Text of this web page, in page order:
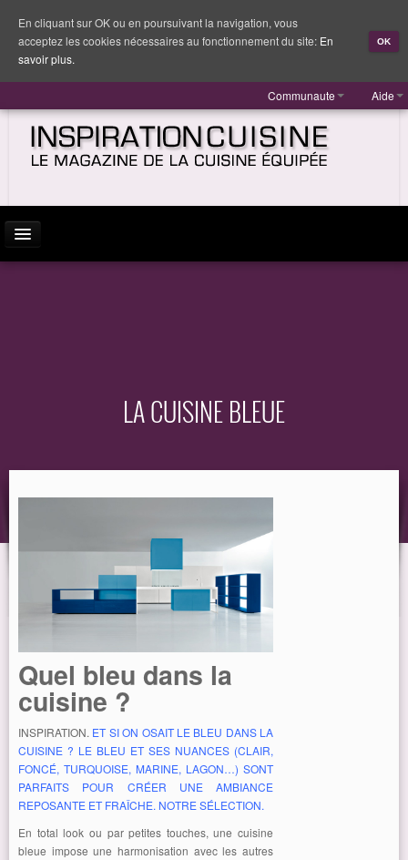
Communaute Aide
GUIDE
LA CUISINE BLEUE
Quel bleu dans la
cuisine ?
INSPIRATION. ET SI ON OSAIT LE BLEU DANS LA
CUISINE ? LE BLEU ET SES NUANCES (CLAIR,
FONCÉ, TURQUOISE, MARINE, LAGON…) SONT
PARFAITS POUR CRÉER UNE AMBIANCE
REPOSANTE ET FRAÎCHE. NOTRE SÉLECTION.
En total look ou par petites touches, une cuisine
bleue impose une harmonisation avec les autres
En cliquant sur OK ou en poursuivant la navigation, vous
acceptez les cookies nécessaires au fonctionnement du site: En
savoir plus.
OK